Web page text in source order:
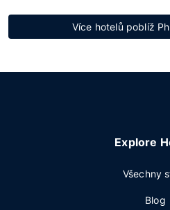
Více hotelů poblíž
Explore
Všechny
Blog